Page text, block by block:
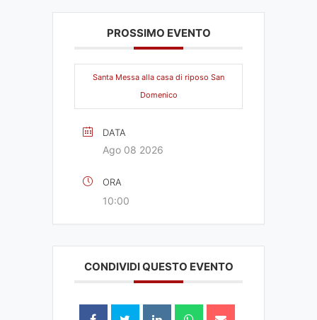
PROSSIMO EVENTO
Santa Messa alla casa di riposo San
Domenico
DATA
Ago 08 2026
ORA
10:00
CONDIVIDI QUESTO EVENTO